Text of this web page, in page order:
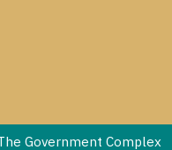
Government Complex